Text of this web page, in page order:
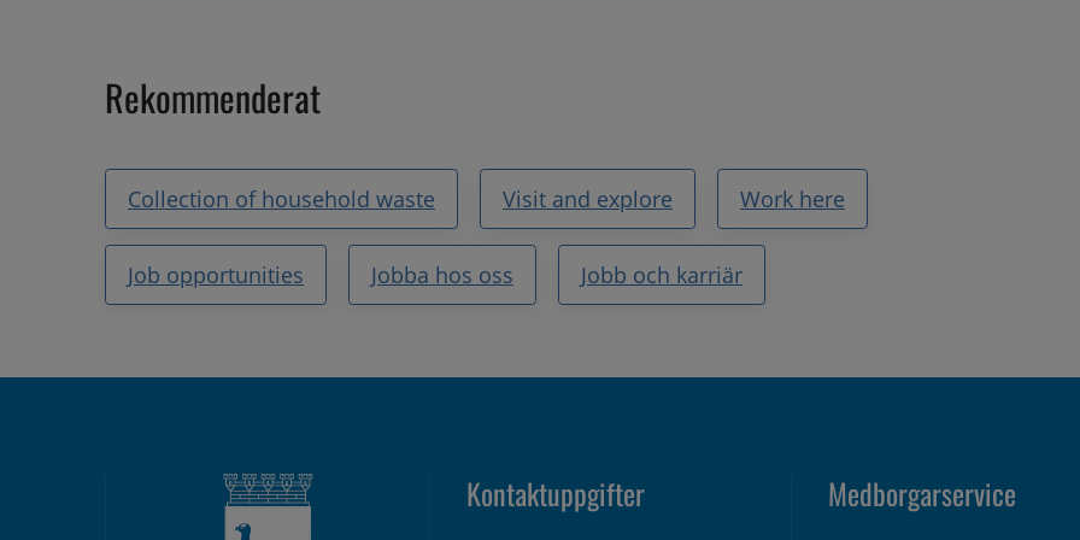
Rekommenderat
Collection of household waste Visit and explore Work here
Job opportunities Jobba hos oss Jobb och karriär
Kontaktuppgifter Medborgarservice